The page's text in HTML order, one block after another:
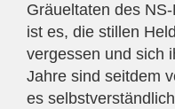
Gräueltaten des
ist es, die stillen
vergessen und sich
Jahre sind seitdem
es